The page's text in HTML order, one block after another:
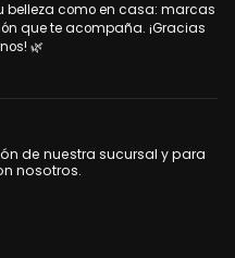
belleza como en casa: marcas
que te acompaña. ¡Gracias
🌿
de nuestra sucursal y para
nosotros.